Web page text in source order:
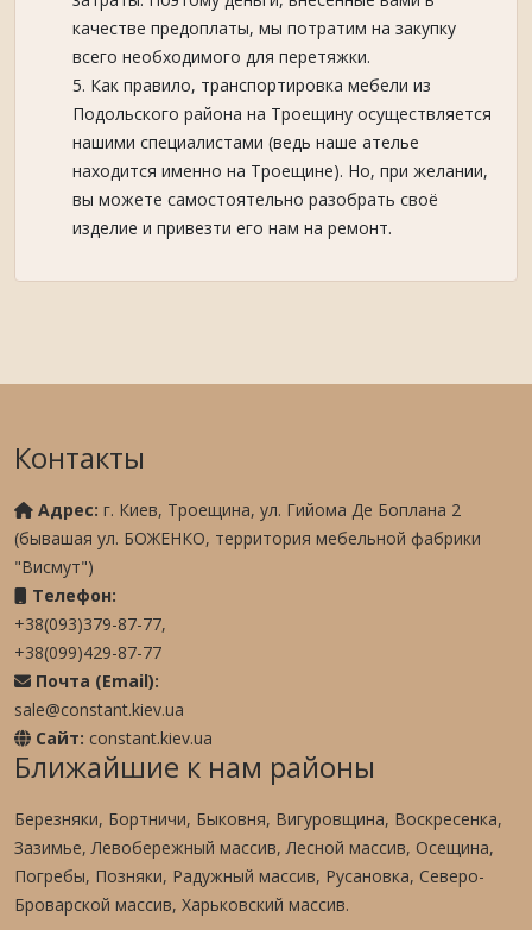
качестве предоплаты, мы потратим на закупку
всего необходимого для перетяжки.
Как правило, транспортировка мебели из
Подольского района на Троещину осуществляется
нашими специалистами (ведь наше ателье
находится именно на Троещине). Но, при желании,
вы можете самостоятельно разобрать своё
изделие и привезти его нам на ремонт.
Контакты
Адрес: г. Киев, Троещина, ул. Гийома Де Боплана 2
(бывашая ул. БОЖЕНКО, территория мебельной фабрики
"Висмут")
Телефон:
+38(093)379-87-77,
+38(099)429-87-77
Почта (Email):
sale@constant.kiev.ua
Сайт: constant.kiev.ua
Ближайшие к нам районы
Березняки, Бортничи, Быковня, Вигуровщина, Воскресенка,
Зазимье, Левобережный массив, Лесной массив, Осещина,
Погребы, Позняки, Радужный массив, Русановка, Северо-
Броварской массив, Харьковский массив.